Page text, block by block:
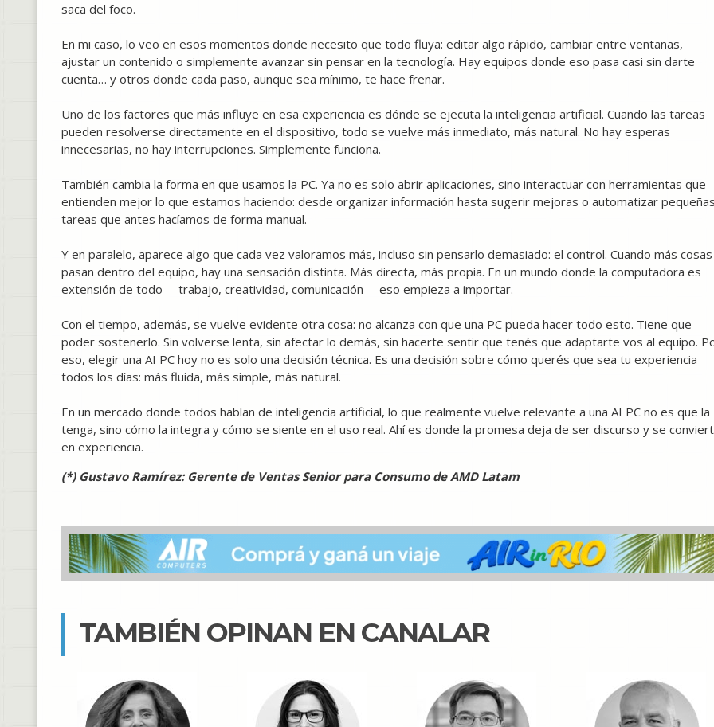
saca del foco.
En mi caso, lo veo en esos momentos donde necesito que todo fluya: editar algo rápido, cambiar entre ventanas,
ajustar un contenido o simplemente avanzar sin pensar en la tecnología. Hay equipos donde eso pasa casi sin darte
cuenta… y otros donde cada paso, aunque sea mínimo, te hace frenar.
Uno de los factores que más influye en esa experiencia es dónde se ejecuta la inteligencia artificial. Cuando las tareas
pueden resolverse directamente en el dispositivo, todo se vuelve más inmediato, más natural. No hay esperas
innecesarias, no hay interrupciones. Simplemente funciona.
También cambia la forma en que usamos la PC. Ya no es solo abrir aplicaciones, sino interactuar con herramientas que
entienden mejor lo que estamos haciendo: desde organizar información hasta sugerir mejoras o automatizar
tareas que antes hacíamos de forma manual.
Y en paralelo, aparece algo que cada vez valoramos más, incluso sin pensarlo demasiado: el control. Cuando más cosas
pasan dentro del equipo, hay una sensación distinta. Más directa, más propia. En un mundo donde la computadora es
extensión de todo —trabajo, creatividad, comunicación— eso empieza a importar.
Con el tiempo, además, se vuelve evidente otra cosa: no alcanza con que una PC pueda hacer todo esto. Tiene que
poder sostenerlo. Sin volverse lenta, sin afectar lo demás, sin hacerte sentir que tenés que adaptarte vos al equipo.
eso, elegir una AI PC hoy no es solo una decisión técnica. Es una decisión sobre cómo querés que sea tu experiencia
todos los días: más fluida, más simple, más natural.
En un mercado donde todos hablan de inteligencia artificial, lo que realmente vuelve relevante a una AI PC no es que la
tenga, sino cómo la integra y cómo se siente en el uso real. Ahí es donde la promesa deja de ser discurso y se
en experiencia.
(*) Gustavo Ramírez: Gerente de Ventas Senior para Consumo de AMD Latam
TAMBIÉN OPINAN EN CANALAR